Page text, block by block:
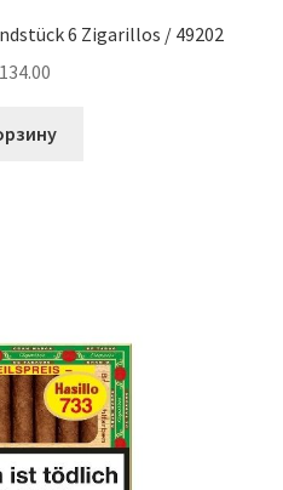
6 Zigarillos / 49202